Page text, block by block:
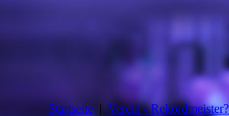
Startseite Verein -